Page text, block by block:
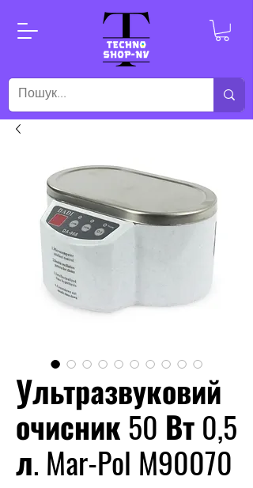
Ультразвуковий
очисник 50 Вт 0,5
л. Mar-Pol M90070